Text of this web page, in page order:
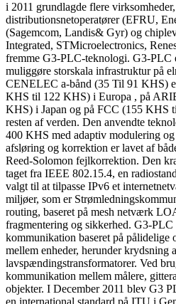
i 2011 grundlagde flere
distributionsnetoperatører (EFRU,
(Sagemcom, Landis& Gyr) og
Integrated, STMicroelectronics,
fremme G3-PLC-teknologi. G3-PLC
muliggøre storskala infrastruktur på
CENELEC a-bånd (35 Til 91 KHS)
KHS til 122 KHS) i Europa , på
KHS) i Japan og på FCC (155 KHS
resten af verden. Den anvendte
400 KHS med adaptiv modulering
afsløring og korrektion er lavet af
Reed-Solomon fejlkorrektion. Den
taget fra IEEE 802.15.4, en
valgt til at tilpasse IPv6 et
miljøer, som er
routing, baseret på mesh netværk
fragmentering og sikkerhed. G3-PLC
kommunikation baseret på pålidelige
mellem enheder, herunder krydsning
lavspændingstransformatorer. Ved
kommunikation mellem målere,
objekter. I December 2011 blev G3